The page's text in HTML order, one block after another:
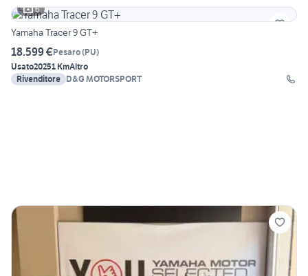
6
Yamaha Tracer 9 GT+
18.599 €Pesaro(PU)
Usato20251 KmAltro
Rivenditore D&G MOTORSPORT